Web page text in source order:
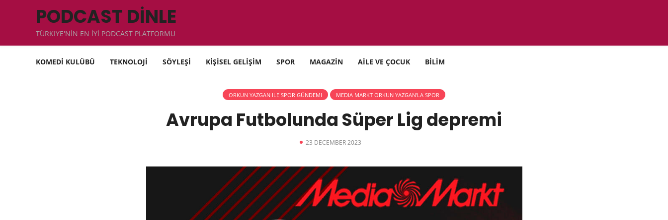
PODCAST DİNLE
TÜRKIYE'NİN EN İYİ PODCAST PLATFORMU
KOMEDİ KULÜBÜ TEKNOLOJİ SÖYLEŞİ KİŞİSEL GELİŞİM SPOR MAGAZİN AİLE VE ÇOCUK BİLİM
ORKUN YAZGAN ILE SPOR GÜNDEMI MEDIA MARKT ORKUN YAZGAN'LA SPOR
Avrupa Futbolunda Süper Lig depremi
23 DECEMBER 2023